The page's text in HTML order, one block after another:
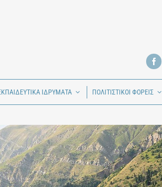
ΙΔΡΥΜΑΤΑ ΠΟΛΙΤΙΣΤΙΚΟΙ ΦΟΡΕΙΣ